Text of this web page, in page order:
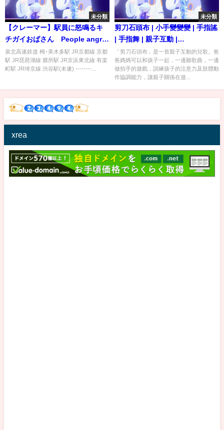
未分類
【クレーマー】駅員に怒鳴るキ
チガイおばさん People angry
at station staff hd720
泉北高速鉄道 栂･美木多駅 JR京都線 京都
駅 JR琵琶湖線 膳所駅 JR京浜東北線 有楽
町駅 JR埼京線 渋谷駅(未遂) --------...
未分類
剪刀石頭布 | 小手變變變 | 手指謠
| 手指舞 | 親子互動 |
MamdorBaby萌朵寶寶
「剪刀石頭布」是一首親子互動的兒歌。爸
爸媽媽可以和孩子一起，一邊聽歌曲，一邊
做拍手的遊戲，訓練孩子的注意力及肢體動
作協調能力，讓親子關係在遊...
xrea